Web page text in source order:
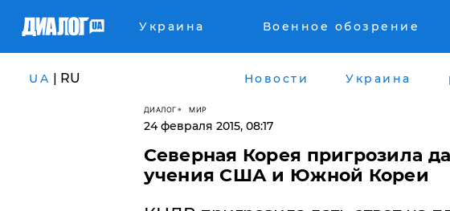
Украина Военное обозрение
UA | RU Новости Украина
ДИАЛОГ МИР
24 февраля 2015, 08:17
​Северная Корея пригрозила
учения США и Южной Кореи